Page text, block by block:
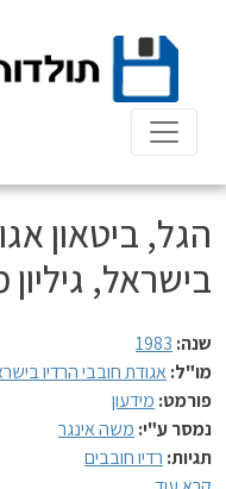
content
הגל, ביטאון
בישראל, גיליון מאי
שנה: 1983
מו"ל: אגודת חובבי הרדיו
פורמט: מידעון
נמסר ע"י: משה אינגר
תגיות: רדיו חובבים